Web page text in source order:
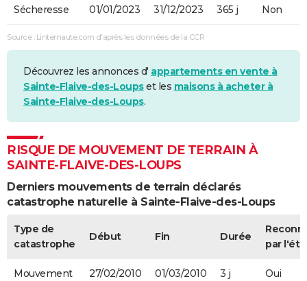
Sécheresse 01/01/2023 31/12/2023 365 j Non
Source : Linternaute.com d'après les données de la CCR
Découvrez les annonces d' appartements en vente à
Sainte-Flaive-des-Loupset les maisons à acheter à
Sainte-Flaive-des-Loups.
RISQUE DE MOUVEMENT DE TERRAIN À
SAINTE-FLAIVE-DES-LOUPS
Derniers mouvements de terrain déclarés
catastrophe naturelle à Sainte-Flaive-des-Loups
Type de
catastrophe
Début Fin Durée
par
Mouvement
27/02/2010 01/03/2010 3 j Oui